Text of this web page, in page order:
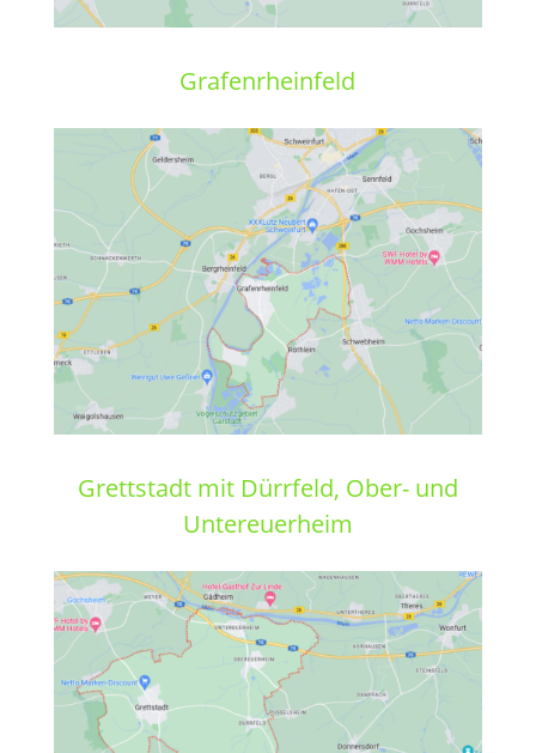
Grafenrheinfeld
Grettstadt mit Dürrfeld, Ober- und
Untereuerheim